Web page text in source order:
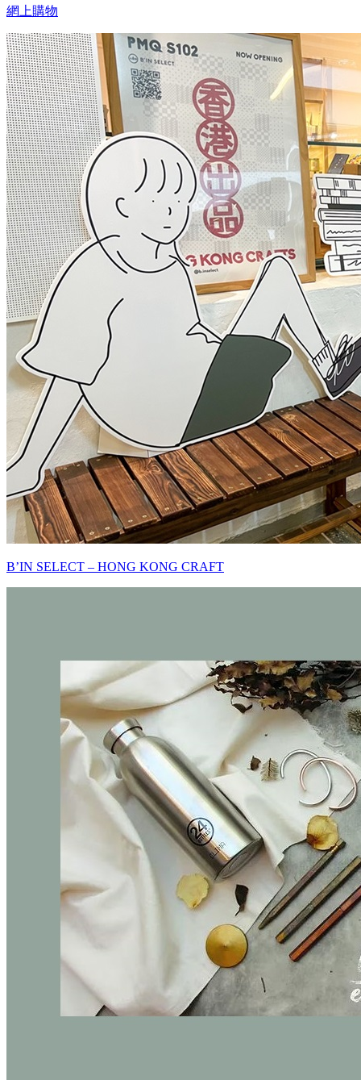
網上購物
B’IN SELECT – HONG KONG CRAFT